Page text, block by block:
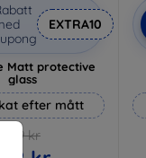
EXTRA10
Matt protective
glass
efter mått
169 kr